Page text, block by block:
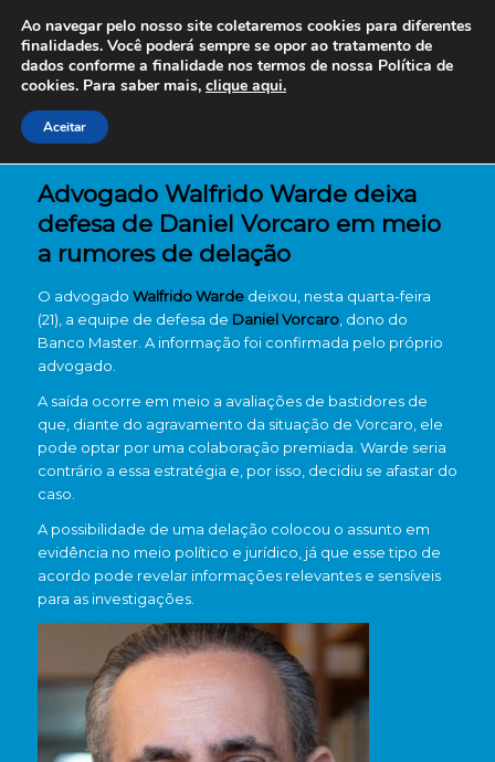
Advogado Walfrido Warde deixa
defesa de Daniel Vorcaro em meio
a rumores de delação
O advogado Walfrido Wardedeixou, nesta quarta-feira
(21), a equipe de defesa de Daniel Vorcaro, dono do
Banco Master. A informação foi confirmada pelo próprio
advogado.
A saída ocorre em meio a avaliações de bastidores de
que, diante do agravamento da situação de Vorcaro, ele
pode optar por uma colaboração premiada. Warde seria
contrário a essa estratégia e, por isso, decidiu se afastar do
caso.
A possibilidade de uma delação colocou o assunto em
evidência no meio político e jurídico, já que esse tipo de
acordo pode revelar informações relevantes e sensíveis
para as investigações.
Ao navegar pelo nosso site coletaremos cookies para diferentes
finalidades. Você poderá sempre se opor ao tratamento de
dados conforme a finalidade nos termos de nossa Política de
cookies. Para saber mais, clique aqui.
Aceitar